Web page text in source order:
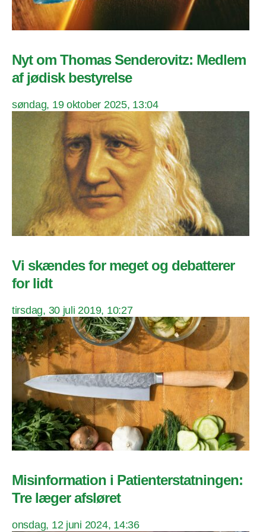
Nyt om Thomas Senderovitz: Medlem
af jødisk bestyrelse
søndag, 19 oktober 2025, 13:04
Vi skændes for meget og debatterer
for lidt
tirsdag, 30 juli 2019, 10:27
Misinformation i Patienterstatningen:
Tre læger afsløret
onsdag, 12 juni 2024, 14:36